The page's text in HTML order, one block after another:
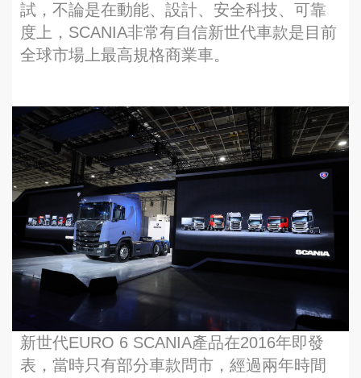
試，不論是在動能、設計、安全科技、可靠
度上，SCANIA非常有自信新世代車款是目前
全球市場上最高規格商業車。
新世代EURO 6 SCANIA產品在2016年即發
表，當時只有部分車款問市，經過兩年時間